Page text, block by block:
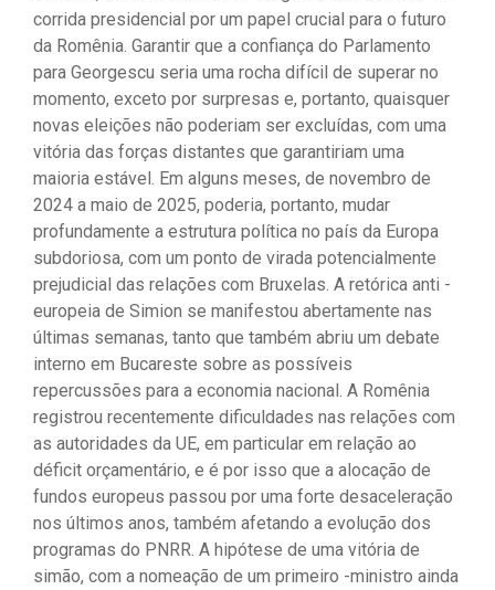
corrida presidencial por um papel crucial para o futuro
da Romênia. Garantir que a confiança do Parlamento
para Georgescu seria uma rocha difícil de superar no
momento, exceto por surpresas e, portanto, quaisquer
novas eleições não poderiam ser excluídas, com uma
vitória das forças distantes que garantiriam uma
maioria estável. Em alguns meses, de novembro de
2024 a maio de 2025, poderia, portanto, mudar
profundamente a estrutura política no país da Europa
subdoriosa, com um ponto de virada potencialmente
prejudicial das relações com Bruxelas. A retórica anti -
europeia de Simion se manifestou abertamente nas
últimas semanas, tanto que também abriu um debate
interno em Bucareste sobre as possíveis
repercussões para a economia nacional. A Romênia
registrou recentemente dificuldades nas relações com
as autoridades da UE, em particular em relação ao
déficit orçamentário, e é por isso que a alocação de
fundos europeus passou por uma forte desaceleração
nos últimos anos, também afetando a evolução dos
programas do PNRR. A hipótese de uma vitória de
simão, com a nomeação de um primeiro -ministro ainda